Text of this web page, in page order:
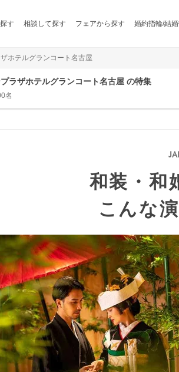
す 相談して探す フェアから探す 婚約指輪/結
ホテルグランコート名古屋
ラザホテルグランコート名古屋 の特集
名
和装・和
こんな